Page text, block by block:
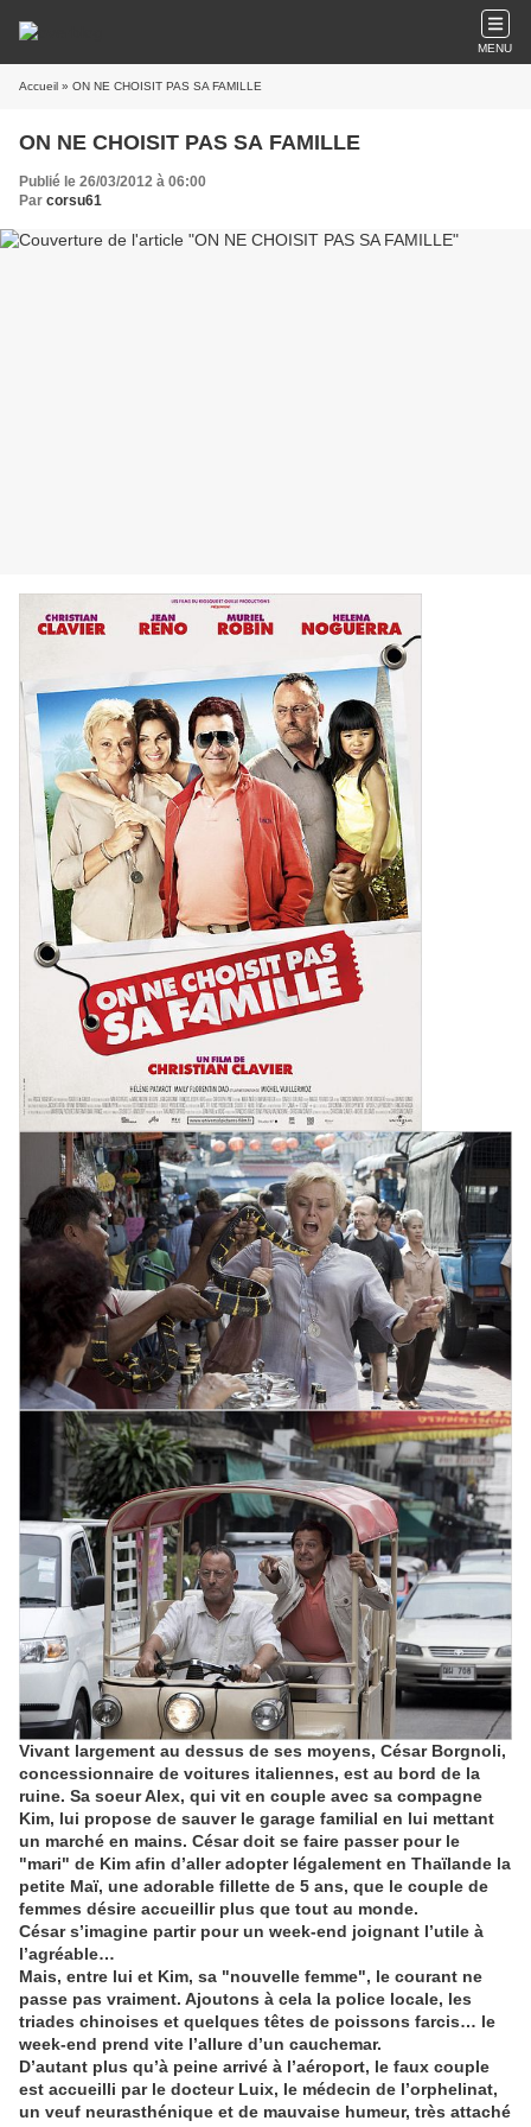
MENU
Accueil » ON NE CHOISIT PAS SA FAMILLE
ON NE CHOISIT PAS SA FAMILLE
Publié le 26/03/2012 à 06:00
Par corsu61
Vivant largement au dessus de ses moyens, César Borgnoli,
concessionnaire de voitures italiennes, est au bord de la
ruine. Sa soeur Alex, qui vit en couple avec sa compagne
Kim, lui propose de sauver le garage familial en lui mettant
un marché en mains. César doit se faire passer pour le
"mari" de Kim afin d’aller adopter légalement en Thaïlande la
petite Maï, une adorable fillette de 5 ans, que le couple de
femmes désire accueillir plus que tout au monde.
César s’imagine partir pour un week-end joignant l’utile à
l’agréable…
Mais, entre lui et Kim, sa "nouvelle femme", le courant ne
passe pas vraiment. Ajoutons à cela la police locale, les
triades chinoises et quelques têtes de poissons farcis… le
week-end prend vite l’allure d’un cauchemar.
D’autant plus qu’à peine arrivé à l’aéroport, le faux couple
est accueilli par le docteur Luix, le médecin de l’orphelinat,
un veuf neurasthénique et de mauvaise humeur, très attaché